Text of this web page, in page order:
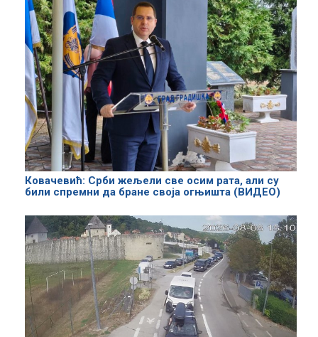
Ковачевић: Срби жељели све осим рата, али су
били спремни да бране своја огњишта (ВИДЕО)